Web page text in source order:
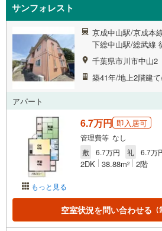
サンフォレスト
京成中山駅/京成本
下総中山駅/総武線
千葉県市川市中山2
築41年/地上2階建
アパート
もっと見る
6.7万円 即入居可
管理費等 なし
敷
6.7万円 礼 6.7万
2DK 38.88m2 2階
空室状況を問い合わせる